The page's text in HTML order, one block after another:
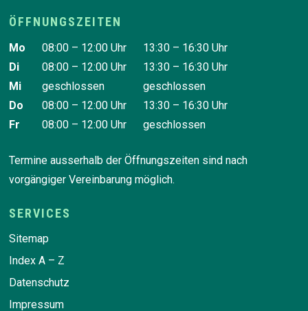
ÖFFNUNGSZEITEN
Wochentag Vormittag Nachmittag
Mo 08:00 – 12:00 Uhr
13:30 – 16:30 Uhr
Di
08:00 – 12:00 Uhr
13:30 – 16:30 Uhr
Mi
geschlossen
geschlossen
Do
08:00 – 12:00 Uhr
13:30 – 16:30 Uhr
Fr
08:00 – 12:00 Uhr geschlossen
Termine ausserhalb der Öffnungszeiten sind nach
vorgängiger Vereinbarung möglich.
SERVICES
Sitemap
Index A – Z
Datenschutz
Impressum